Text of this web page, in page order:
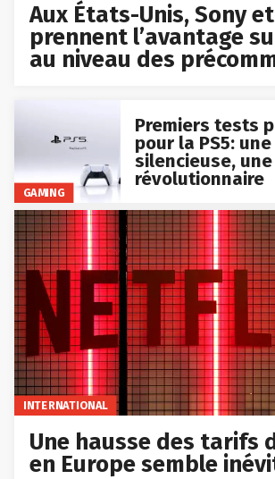
Aux États-Unis, Sony
prennent l’avantage
au niveau des
GAMING
Premiers tests
pour la PS5:
silencieuse,
révolutionnaire
INTERNATIONAL
Une hausse des tarifs
en Europe semble